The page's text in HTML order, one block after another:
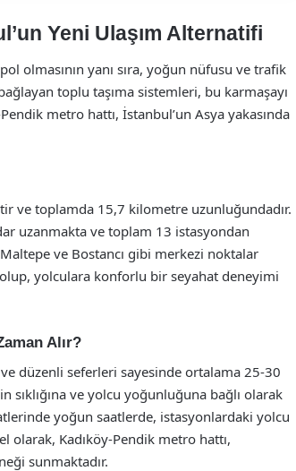
Yeni Ulaşım Alternatifi
olmasının yanı sıra, yoğun nüfusu ve trafik
toplu taşıma sistemleri, bu karmaşayı
metro hattı, İstanbul’un Asya yakasında
ve toplamda 15,7 kilometre uzunluğundadır.
uzanmakta ve toplam 13 istasyondan
ve Bostancı gibi merkezi noktalar
yolculara konforlu bir seyahat deneyimi
Alır?
ve düzenli seferleri sayesinde ortalama 25-30
ve yolcu yoğunluğuna bağlı olarak
yoğun saatlerde, istasyonlardaki yolcu
olarak, Kadıköy-Pendik metro hattı,
sunmaktadır.